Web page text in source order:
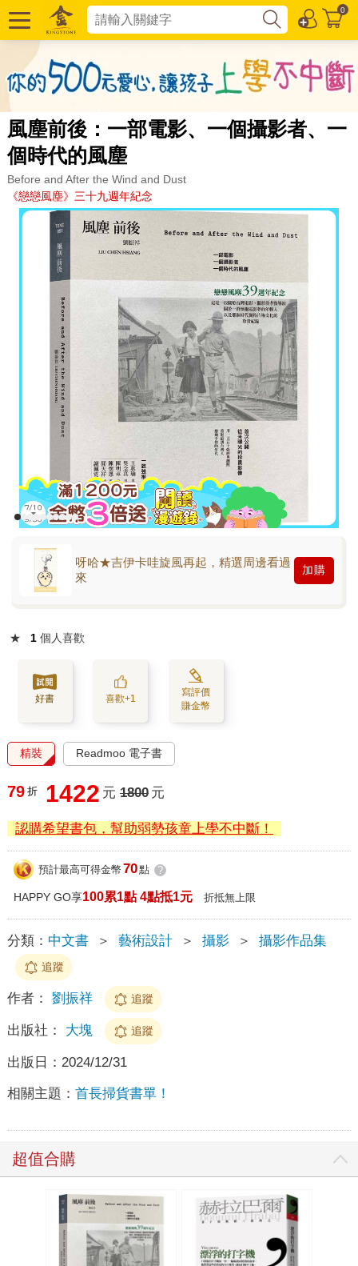
0
風塵前後：一部電影、一個攝影者、一
個時代的風塵
Before and After the Wind and Dust
《戀戀風塵》三十九週年紀念
呀哈★吉伊卡哇旋風再起，精選周邊看過
來
加購
★ 1 個人喜歡
好書 喜歡+1
寫評價
賺金幣
精裝 Readmoo 電子書
79 折 1422 元 1800 元
認購希望書包，幫助弱勢孩童上學不中斷！
預計最高可得金幣 70點 ?
HAPPY GO享100累1點 4點抵1元 折抵無上限
分類： 中文書 ＞ 藝術設計 ＞ 攝影 ＞ 攝影作品集
追蹤
作者： 劉振祥 追蹤
出版社： 大塊 追蹤
出版日： 2024/12/31
相關主題： 首長掃貨書單！
超值合購